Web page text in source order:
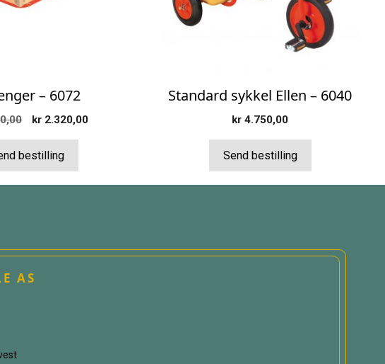
– 6072
Opprinnelig
var:
kr 3.090,00.
kr 2.320,00Nåværende
bestilling
Standard sykkel Ellen – 6040
kr 4.750,00
Send bestilling
AS